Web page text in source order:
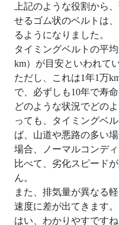
上記のような役割から
せるゴム状のベルトは
るようになりました。
タイミングベルトの平
km）が目安といわれて
ただし、これは1年1万
で、必ずしも10年で寿
どのような状況でどの
っても、タイミングベ
ば、山道や悪路の多い
場合、ノーマルコンデ
比べて、劣化スピード
ん。
また、排気量が異なる
速度に差が出てきます。
はい、わかりやすです